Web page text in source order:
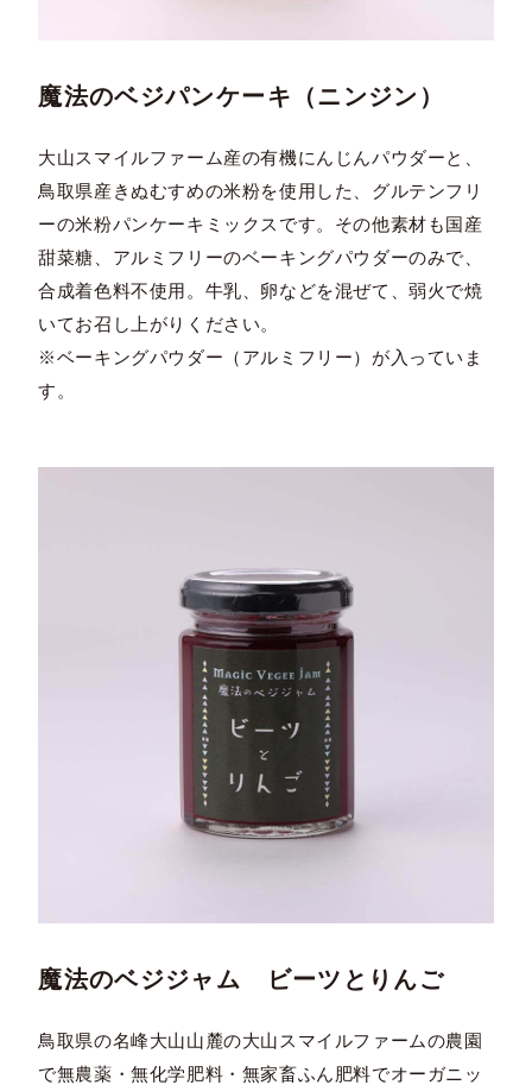
魔法のベジパンケーキ（ニンジン）
大山スマイルファーム産の有機にんじんパウダーと、
鳥取県産きぬむすめの米粉を使用した、グルテンフリ
ーの米粉パンケーキミックスです。その他素材も国産
甜菜糖、アルミフリーのベーキングパウダーのみで、
合成着色料不使用。牛乳、卵などを混ぜて、弱火で焼
いてお召し上がりください。
※ベーキングパウダー（アルミフリー）が入っていま
す。
魔法のベジジャム ビーツとりんご
鳥取県の名峰大山山麓の大山スマイルファームの農園
で無農薬・無化学肥料・無家畜ふん肥料でオーガニッ